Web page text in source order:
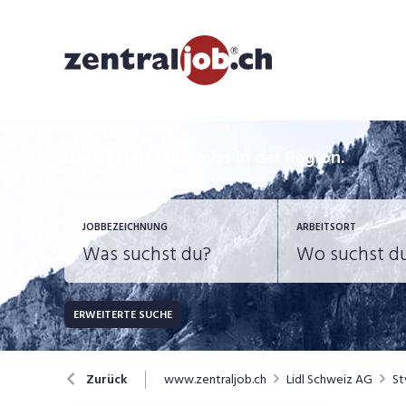
Die besten 1725 Jobs in der Region.
JOBBEZEICHNUNG ARBEITSORT
JOB-TYP
Festanstellung
Bank, Versicherung
Chemie, Pharma, Biotechnologie
ERWEITERTE SUCHE
Zurück www.zentraljob.ch Lidl Schweiz AG